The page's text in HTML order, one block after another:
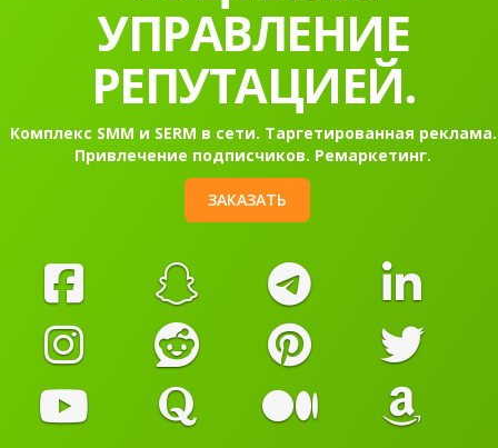
УПРАВЛЕНИЕ
РЕПУТАЦИЕЙ.
Комплекс SMM и SERM в сети. Таргетированная реклама.
Привлечение подписчиков. Ремаркетинг.
ЗАКАЗАТЬ